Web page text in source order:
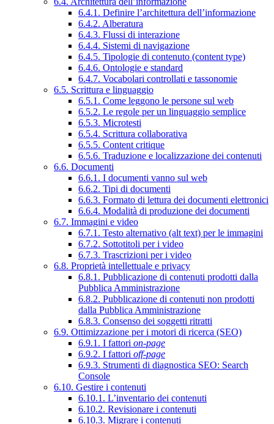
6.4.1. Definire l’architettura dell’informazione
6.4.2. Alberatura
6.4.3. Flussi di interazione
6.4.4. Sistemi di navigazione
6.4.5. Tipologie di contenuto (content type)
6.4.6. Ontologie e standard
6.4.7. Vocabolari controllati e tassonomie
6.5. Scrittura e linguaggio
6.5.1. Come leggono le persone sul web
6.5.2. Le regole per un linguaggio semplice
6.5.3. Microtesti
6.5.4. Scrittura collaborativa
6.5.5. Content critique
6.5.6. Traduzione e localizzazione dei contenuti
6.6. Documenti
6.6.1. I documenti vanno sul web
6.6.2. Tipi di documenti
6.6.3. Formato di lettura dei documenti elettronici
6.6.4. Modalità di produzione dei documenti
6.7. Immagini e video
6.7.1. Testo alternativo (alt text) per le immagini
6.7.2. Sottotitoli per i video
6.7.3. Trascrizioni per i video
6.8. Proprietà intellettuale e privacy
6.8.1. Pubblicazione di contenuti prodotti dalla
Pubblica Amministrazione
6.8.2. Pubblicazione di contenuti non prodotti
dalla Pubblica Amministrazione
6.8.3. Consenso dei soggetti ritratti
6.9. Ottimizzazione per i motori di ricerca (SEO)
6.9.1. I fattori on-page
6.9.2. I fattori off-page
6.9.3. Strumenti di diagnostica SEO: Search
Console
6.10. Gestire i contenuti
6.10.1. L’inventario dei contenuti
6.10.2. Revisionare i contenuti
6.10.3. Migrare i contenuti